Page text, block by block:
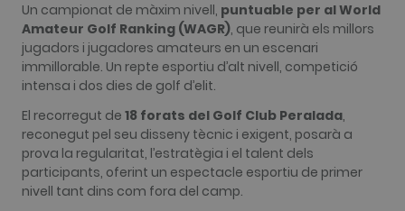
Un campionat de màxim nivell, puntuable per al World
Amateur Golf Ranking (WAGR), que reunirà els millors
jugadors i jugadores amateurs en un escenari
immillorable. Un repte esportiu d’alt nivell, competició
intensa i dos dies de golf d’elit.
El recorregut de 18 forats del Golf Club Peralada,
reconegut pel seu disseny tècnic i exigent, posarà a
prova la regularitat, l’estratègia i el talent dels
participants, oferint un espectacle esportiu de primer
nivell tant dins com fora del camp.
Nom
Proveïdor / Domini Venciment
Descripció
_ga
Google LLC
.golfperalada.com
2 anys
This cookie
associated
with Google
update to
commonly